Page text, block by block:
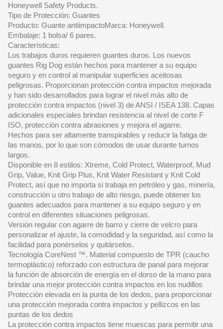
Honeywell Safety Products.
Tipo de Protección: Guantes
Producto: Guante antiimpactoMarca: Honeywell.
Embalaje: 1 bolsa/ 6 pares.
Características:
Los trabajos duros requieren guantes duros. Los nuevos
guantes Rig Dog están hechos para mantener a su equipo
seguro y en control al manipular superficies aceitosas
peligrosas. Proporcionan protección contra impactos mejorada
y han sido desarrollados para lograr el nivel más alto de
protección contra impactos (nivel 3) de ANSI / ISEA 138. Capas
adicionales especiales brindan resistencia al nivel de corte F
ISO, protección contra abrasiones y mejora el agarre.
Hechos para ser altamente transpirables y reducir la fatiga de
las manos, por lo que son cómodos de usar durante turnos
largos.
Disponible en 8 estilos: Xtreme, Cold Protect, Waterproof, Mud
Grip, Value, Knit Grip Plus, Knit Water Resistant y Knit Cold
Protect, así que no importa si trabaja en petróleo y gas, minería,
construcción u otro trabajo de alto riesgo, puede obtener los
guantes adecuados para mantener a su equipo seguro y en
control en diferentes situaciones peligrosas.
Versión regular con agarre de barro y cierre de velcro para
personalizar el ajuste, la comodidad y la seguridad, así como la
facilidad para ponérselos y quitárselos.
Tecnología CoreNest ™. Material compuesto de TPR (caucho
termoplástico) reforzado con estructura de panal para mejorar
la función de absorción de energía en el dorso de la mano para
brindar una mejor protección contra impactos en los nudillos
Protección elevada en la punta de los dedos, para proporcionar
una protección mejorada contra impactos y pellizcos en las
puntas de los dedos
La protección contra impactos tiene muescas para permitir una